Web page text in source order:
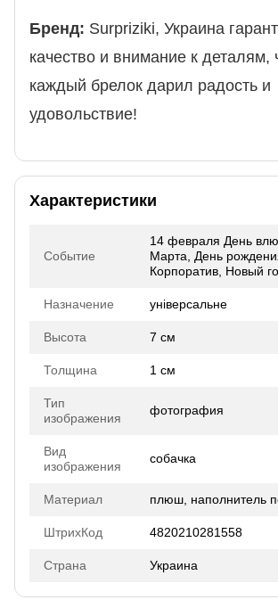
Бренд: Surpriziki, Украина
качество и внимание к деталям,
каждый брелок дарил радость и
удовольствие!
Характеристики
Событие
14 февраля День
Марта, День
Корпоратив, Новый
Назначение універсальне
Высота 7 см
Толщина 1 см
Тип
изображения
фотография
Вид
изображения
собачка
Материал плюш, наполнитель
ШтрихКод 4820210281558
Страна Украина